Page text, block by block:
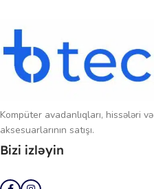
Kompüter avadanlıqları, hissələri və
aksesuarlarının satışı.
Bizi izləyin